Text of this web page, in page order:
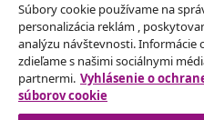
Nájdite viac
Súbory cookie používame na
personalizácia reklám ,
analýzu návštevnosti. Informácie
zdieľame s našimi sociálnymi
partnermi. Vyhlásenie o
súborov cookie